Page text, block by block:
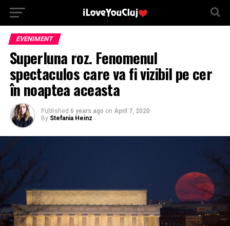
EVENIMENT
Superluna roz. Fenomenul
spectaculos care va fi vizibil pe cer
în noaptea aceasta
Published 6 years ago on April 7, 2020
By Stefania Heinz